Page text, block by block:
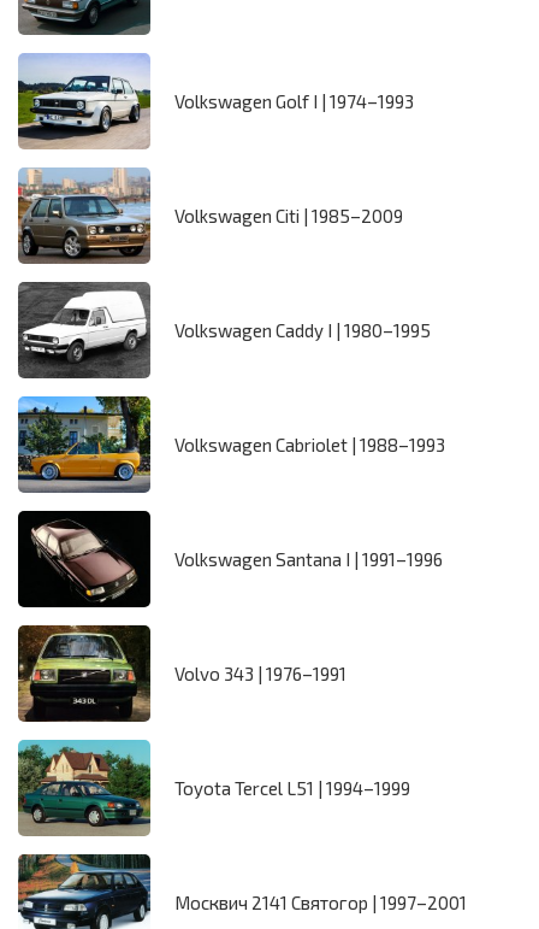
Volkswagen Golf I | 1974–1993
Volkswagen Citi | 1985–2009
Volkswagen Caddy I | 1980–1995
Volkswagen Cabriolet | 1988–1993
Volkswagen Santana I | 1991–1996
Volvo 343 | 1976–1991
Toyota Tercel L51 | 1994–1999
Москвич 2141 Святогор | 1997–2001